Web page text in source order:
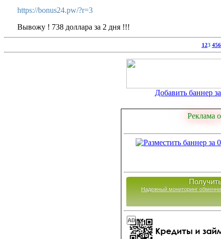
https://bonus24.pw/?r=3
Вывожу ! 738 долларa за 2 дня !!!
123 456
Добавить баннер
Реклама
Надежный мониторинг